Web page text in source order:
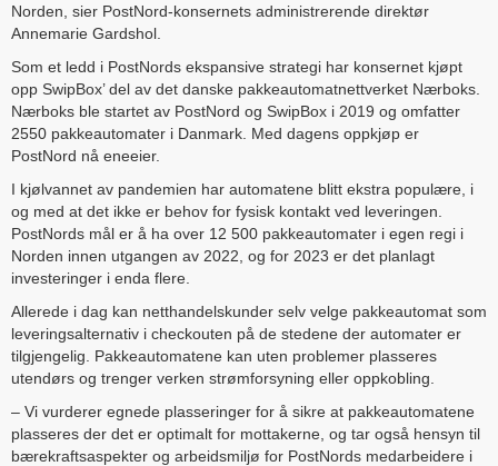
Norden, sier PostNord-konsernets administrerende direktør
Annemarie Gardshol.
Som et ledd i PostNords ekspansive strategi har konsernet kjøpt
opp SwipBox’ del av det danske pakkeautomatnettverket Nærboks.
Nærboks ble startet av PostNord og SwipBox i 2019 og omfatter
2550 pakkeautomater i Danmark. Med dagens oppkjøp er
PostNord nå eneeier.
I kjølvannet av pandemien har automatene blitt ekstra populære, i
og med at det ikke er behov for fysisk kontakt ved leveringen.
PostNords mål er å ha over 12 500 pakkeautomater i egen regi i
Norden innen utgangen av 2022, og for 2023 er det planlagt
investeringer i enda flere.
Allerede i dag kan netthandelskunder selv velge pakkeautomat som
leveringsalternativ i checkouten på de stedene der automater er
tilgjengelig. Pakkeautomatene kan uten problemer plasseres
utendørs og trenger verken strømforsyning eller oppkobling.
– Vi vurderer egnede plasseringer for å sikre at pakkeautomatene
plasseres der det er optimalt for mottakerne, og tar også hensyn til
bærekraftsaspekter og arbeidsmiljø for PostNords medarbeidere i